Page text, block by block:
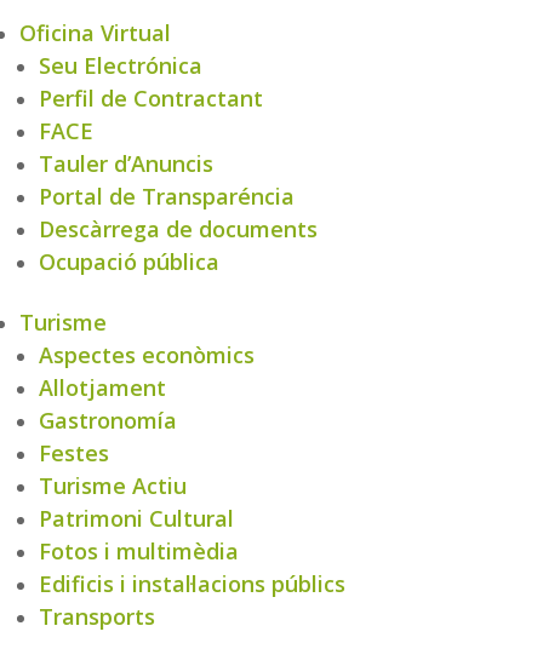
Oficina Virtual
Seu Electrónica
Perfil de Contractant
FACE
Tauler d’Anuncis
Portal de Transparéncia
Descàrrega de documents
Ocupació pública
Turisme
Aspectes econòmics
Allotjament
Gastronomía
Festes
Turisme Actiu
Patrimoni Cultural
Fotos i multimèdia
Edificis i instal·lacions públics
Transports